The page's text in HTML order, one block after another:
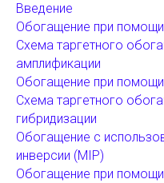
Введение
Обогащение при
Схема таргетного
амплификации
Обогащение при помощи
Схема таргетного
гибридизации
Обогащение с
инверсии (MIP)
Обогащение при помощи